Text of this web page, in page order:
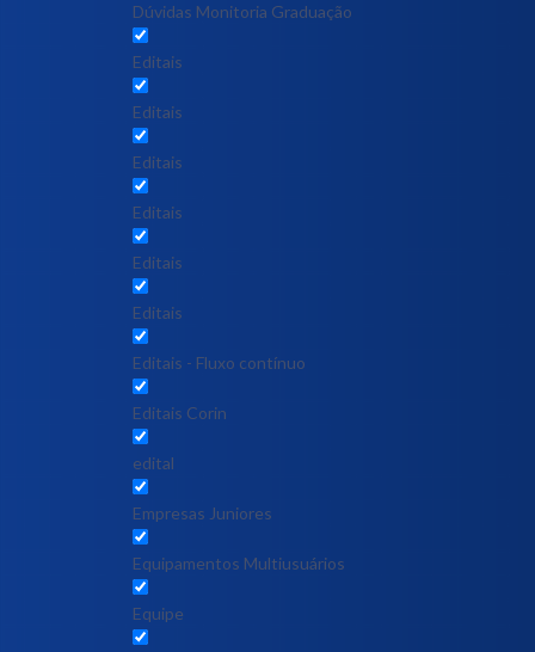
Dúvidas Monitoria Graduação
Editais
Editais
Editais
Editais
Editais
Editais
Editais - Fluxo contínuo
Editais Corin
edital
Empresas Juniores
Equipamentos Multiusuários
Equipe